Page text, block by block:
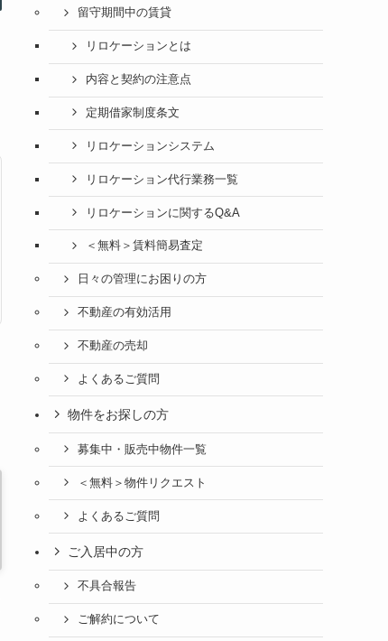
留守期間中の賃貸
リロケーションとは
内容と契約の注意点
定期借家制度条文
リロケーションシステム
リロケーション代行業務一覧
リロケーションに関するQ&A
＜無料＞賃料簡易査定
日々の管理にお困りの方
不動産の有効活用
不動産の売却
よくあるご質問
物件をお探しの方
募集中・販売中物件一覧
＜無料＞物件リクエスト
よくあるご質問
ご入居中の方
不具合報告
ご解約について